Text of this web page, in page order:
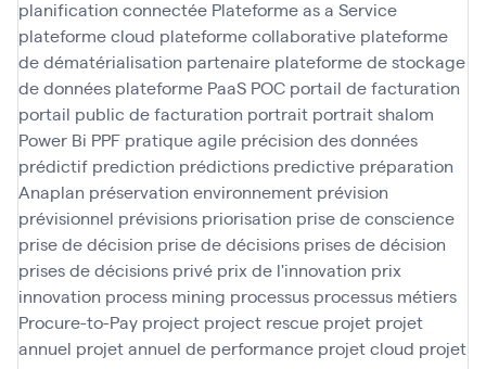
planification connectée Plateforme as a Service
plateforme cloud plateforme collaborative plateforme
de dématérialisation partenaire plateforme de stockage
de données plateforme PaaS POC portail de facturation
portail public de facturation portrait portrait shalom
Power Bi PPF pratique agile précision des données
prédictif prediction prédictions predictive préparation
Anaplan préservation environnement prévision
prévisionnel prévisions priorisation prise de conscience
prise de décision prise de décisions prises de décision
prises de décisions privé prix de l'innovation prix
innovation process mining processus processus métiers
Procure-to-Pay project project rescue projet projet
annuel projet annuel de performance projet cloud projet